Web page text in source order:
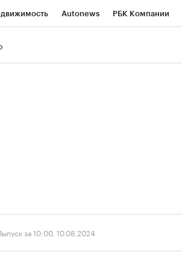
Autonews РБК Компании
за 10:00, 10.08.2024